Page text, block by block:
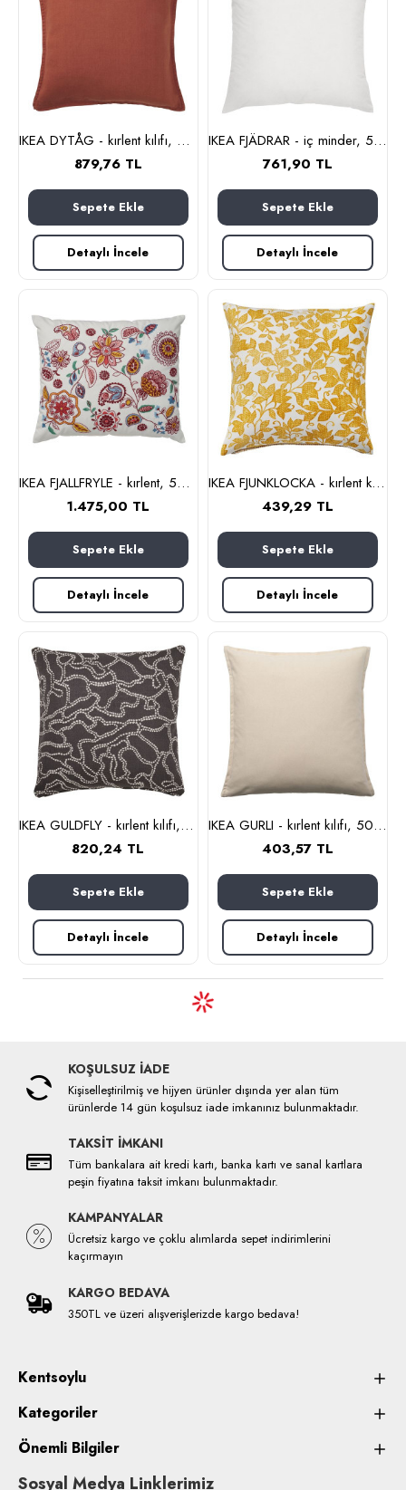
IKEA DYTÅG - kırlent kılıfı, 50x50 cm (kırmızı-kahverengi)
879,76 TL
Sepete Ekle
Detaylı İncele
IKEA FJÄDRAR - iç minder, 50x50 cm (kirli beyaz)
761,90 TL
Sepete Ekle
Detaylı İncele
IKEA FJALLFRYLE - kırlent, 50x58 cm (beyaz-çok renkli)
1.475,00 TL
Sepete Ekle
Detaylı İncele
IKEA FJUNKLOCKA - kırlent kılıfı, 50x50 cm (sarı-beyaz)
439,29 TL
Sepete Ekle
Detaylı İncele
IKEA GULDFLY - kırlent kılıfı, 50x50 cm (antrasit-kırık beyaz)
820,24 TL
Sepete Ekle
Detaylı İncele
IKEA GURLI - kırlent kılıfı, 50x50 cm (ağartılmamış)
403,57 TL
Sepete Ekle
Detaylı İncele
KOŞULSUZ İADE
Kişiselleştirilmiş ve hijyen ürünler dışında yer alan tüm
ürünlerde 14 gün koşulsuz iade imkanınız bulunmaktadır.
TAKSİT İMKANI
Tüm bankalara ait kredi kartı, banka kartı ve sanal kartlara
peşin fiyatına taksit imkanı bulunmaktadır.
KAMPANYALAR
Ücretsiz kargo ve çoklu alımlarda sepet indirimlerini
kaçırmayın
KARGO BEDAVA
350TL ve üzeri alışverişlerizde kargo bedava!
Kentsoylu
Kategoriler
Önemli Bilgiler
Sosyal Medya Linklerimiz